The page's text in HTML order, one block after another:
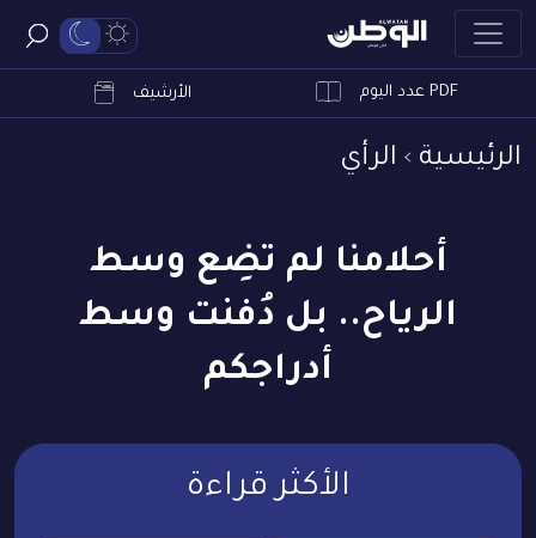
PDF عدد اليوم الأرشيف
الرئيسية الرأي
أحلامنا لم تضِع وسط
الرياح.. بل دُفنت وسط
أدراجكم
الأكثر قراءة